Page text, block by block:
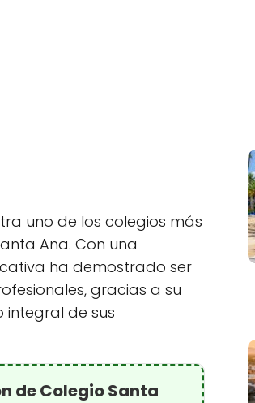
uno de los colegios más
Ana. Con una
ha demostrado ser
gracias a su
integral de sus
de Colegio Santa